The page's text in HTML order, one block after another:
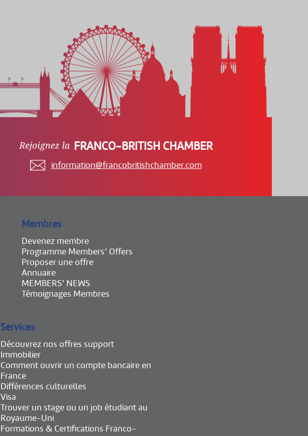
FRANCO-BRITISH CHAMBER
information@francobritishchamber.com
Membres
Devenez membre
Programme Members’ Offers
Proposer une offre
Annuaire
MEMBERS’ NEWS
Témoignages Membres
Services
Découvrez nos offres support
Immobilier
Comment ouvrir un compte bancaire en
France
Différences culturelles
Visa
Trouver un stage ou un job étudiant au
Royaume-Uni
Formations & Certifications Franco-